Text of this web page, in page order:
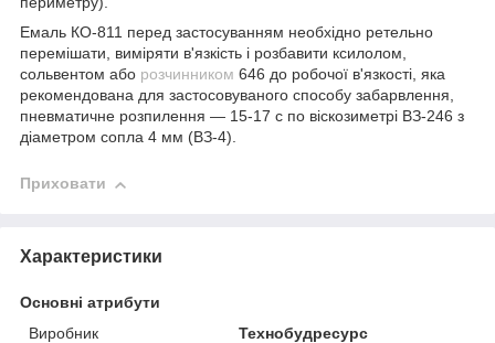
Емаль КО-811 перед застосуванням необхідно ретельно
перемішати, виміряти в'язкість і розбавити ксилолом,
сольвентом або розчинником 646 до робочої в'язкості, яка
рекомендована для застосовуваного способу забарвлення,
пневматичне розпилення — 15-17 с по віскозиметрі ВЗ-246 з
діаметром сопла 4 мм (ВЗ-4).
Приховати
Характеристики
Основні атрибути
Виробник
Технобудресурс